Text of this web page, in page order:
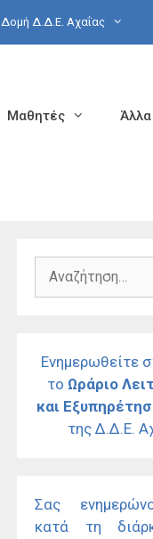
Δομή Δ.Δ.Ε. Αχαΐας
Μαθητές
Αναζήτηση
Ενημερωθείτε
το Ωράριο
και
της Δ.Δ.Ε.
Σας
κατά τη